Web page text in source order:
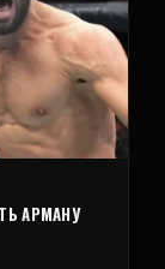
АРМАНУ